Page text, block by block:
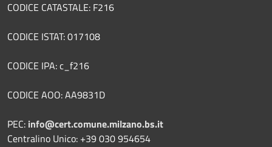
CODICE CATASTALE: F216
CODICE ISTAT: 017108
CODICE IPA: c_f216
CODICE AOO: AA9831D
PEC: info@cert.comune.milzano.bs.it
Centralino Unico: +39 030 954654